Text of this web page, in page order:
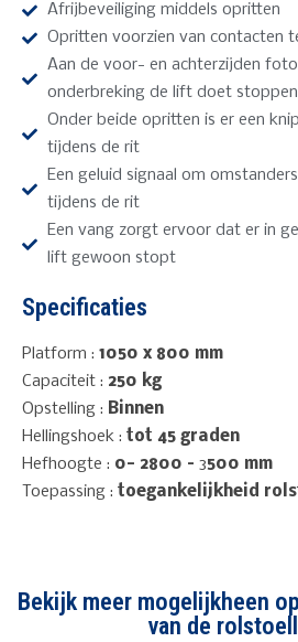
Afrijbeveiliging middels opritten
Opritten voorzien van contacten
Aan de voor- en achterzijden
onderbreking de lift doet stoppen
Onder beide opritten is er een
tijdens de rit
Een geluid signaal om
tijdens de rit
Een vang zorgt ervoor dat er in
lift gewoon stopt
Specificaties
Platform : 1050 x 800 mm
Capaciteit : 250 kg
Opstelling : Binnen
Hellingshoek : tot 45 graden
Hefhoogte : 0- 2800 – 3500 mm
Toepassing : toegankelijkheid
Bekijk meer mogelijkheen
van de